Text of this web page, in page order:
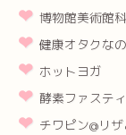
博物館美術館
健康オタクな
ホットヨガ
酵素ファステ
チワピン@リ